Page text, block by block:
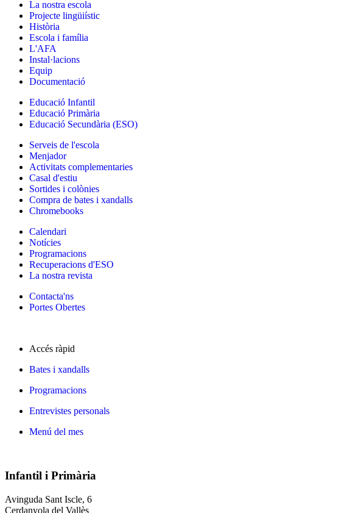
La nostra escola
Projecte lingüiístic
Història
Escola i família
L'AFA
Instal·lacions
Equip
Documentació
Educació Infantil
Educació Primària
Educació Secundària (ESO)
Serveis de l'escola
Menjador
Activitats complementaries
Casal d'estiu
Sortides i colònies
Compra de bates i xandalls
Chromebooks
Calendari
Notícies
Programacions
Recuperacions d'ESO
La nostra revista
Contacta'ns
Portes Obertes
Accés ràpid
Bates i xandalls
Programacions
Entrevistes personals
Menú del mes
Infantil i Primària
Avinguda Sant Iscle, 6
Cerdanyola del Vallès